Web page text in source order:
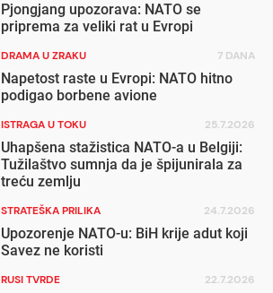
Pjongjang upozorava: NATO se
priprema za veliki rat u Evropi
DRAMA U ZRAKU 7 DANA
Napetost raste u Evropi: NATO hitno
podigao borbene avione
ISTRAGA U TOKU 25.7.2026
Uhapšena stažistica NATO-a u Belgiji:
Tužilaštvo sumnja da je špijunirala za
treću zemlju
STRATEŠKA PRILIKA 24.7.2026
Upozorenje NATO-u: BiH krije adut koji
Savez ne koristi
RUSI TVRDE 22.7.2026